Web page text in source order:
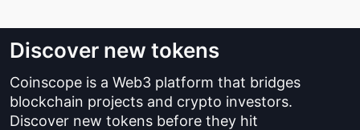
Discover new tokens
Coinscope is a Web3 platform that bridges
blockchain projects and crypto investors.
Discover new tokens before they hit